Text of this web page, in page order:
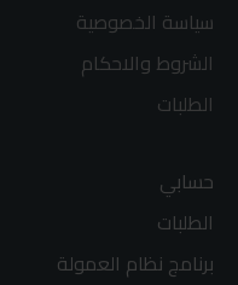
سياسة الخصوصية
الشروط والاحكام
الطلبات
حسابي
الطلبات
برنامج نظام العمولة